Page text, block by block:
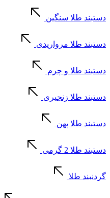
دستبند طلا سنگین
دستبند طلا مرواریدی
دستبند طلا و چرم
دستبند طلا زنجیری
دستبند طلا پهن
دستبند طلا 2 گرمی
گردنبند طلا